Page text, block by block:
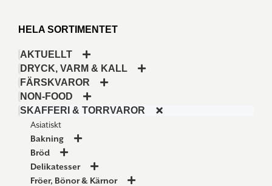
HELA SORTIMENTET
AKTUELLT
DRYCK, VARM & KALL
FÄRSKVAROR
NON-FOOD
SKAFFERI & TORRVAROR
Asiatiskt
Bakning
Bröd
Delikatesser
Fröer, Bönor & Kärnor